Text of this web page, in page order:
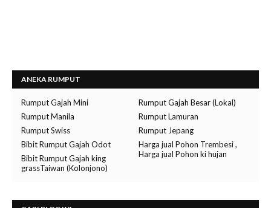
ANEKA RUMPUT
Rumput Gajah Mini
Rumput Gajah Besar (Lokal)
Rumput Manila
Rumput Lamuran
Rumput Swiss
Rumput Jepang
Bibit Rumput Gajah Odot
Harga jual Pohon Trembesi ,
Harga jual Pohon ki hujan
Bibit Rumput Gajah king
grassTaiwan (Kolonjono)